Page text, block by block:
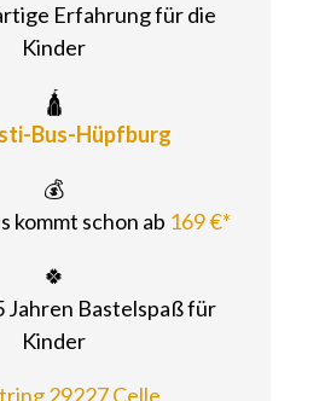
Erfahrung für die
Kinder
🛕
Bus-Hüpfburg
💰
kommt schon ab 169 €*
🍀
Jahren Bastelspaß für
Kinder
29227 Celle